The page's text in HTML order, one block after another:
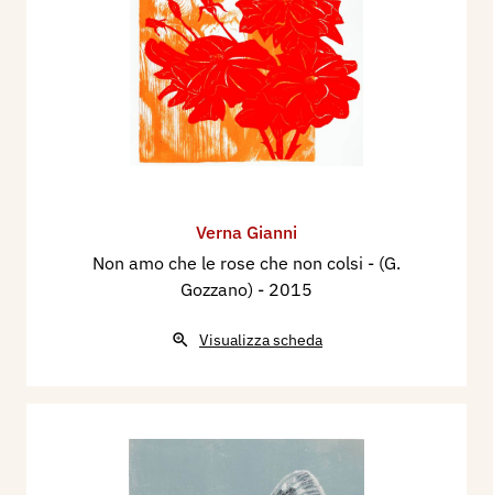
Verna Gianni
Non amo che le rose che non colsi - (G.
Gozzano) - 2015
Visualizza scheda